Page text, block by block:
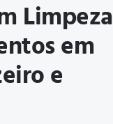
Limpeza
em
e